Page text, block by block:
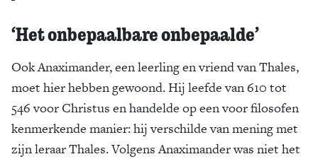
‘Het onbepaalbare onbepaalde’
Ook Anaximander, een leerling en vriend van Thales,
moet hier hebben gewoond. Hij leefde van 610 tot
546 voor Christus en handelde op een voor filosofen
kenmerkende manier: hij verschilde van mening met
zijn leraar Thales. Volgens Anaximander was niet het